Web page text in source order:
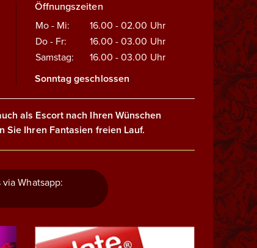
Öffnungszeiten
Mo - Mi:
16.00 - 02.00 Uhr
Do - Fr:
16.00 - 03.00 Uhr
Samstag:
16.00 - 03.00 Uhr
Sonntag geschlossen
als Escort nach Ihren Wünschen
Sie Ihren Fantasien freien Lauf.
Whatsapp: